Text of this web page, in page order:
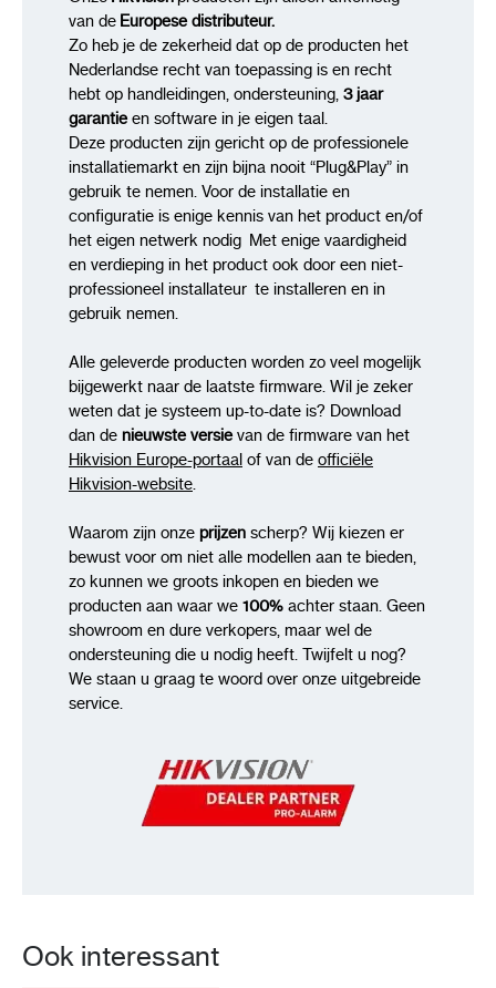
van de Europese distributeur.
Zo heb je de zekerheid dat op de producten het
Nederlandse recht van toepassing is en recht
hebt op handleidingen, ondersteuning, 3 jaar
garantieen software in je eigen taal.
Deze producten zijn gericht op de professionele
installatiemarkt en zijn bijna nooit “Plug&Play” in
gebruik te nemen. Voor de installatie en
configuratie is enige kennis van het product en/of
het eigen netwerk nodig Met enige vaardigheid
en verdieping in het product ook door een niet-
professioneel installateur te installeren en in
gebruik nemen.
Alle geleverde producten worden zo veel mogelijk
bijgewerkt naar de laatste firmware. Wil je zeker
weten dat je systeem up-to-date is? Download
dan de nieuwste versievan de firmware van het
Hikvision Europe-portaal of van de officiële
Hikvision-website.
Waarom zijn onze prijzen scherp? Wij kiezen er
bewust voor om niet alle modellen aan te bieden,
zo kunnen we groots inkopen en bieden we
producten aan waar we 100% achter staan. Geen
showroom en dure verkopers, maar wel de
ondersteuning die u nodig heeft. Twijfelt u nog?
We staan u graag te woord over onze uitgebreide
service.
Ook interessant